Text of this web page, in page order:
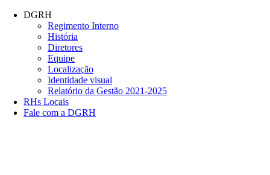
Conteúdo principal
DGRH
Regimento Interno
História
Diretores
Equipe
Localização
Identidade visual
Relatório da Gestão 2021-2025
RHs Locais
Fale com a DGRH